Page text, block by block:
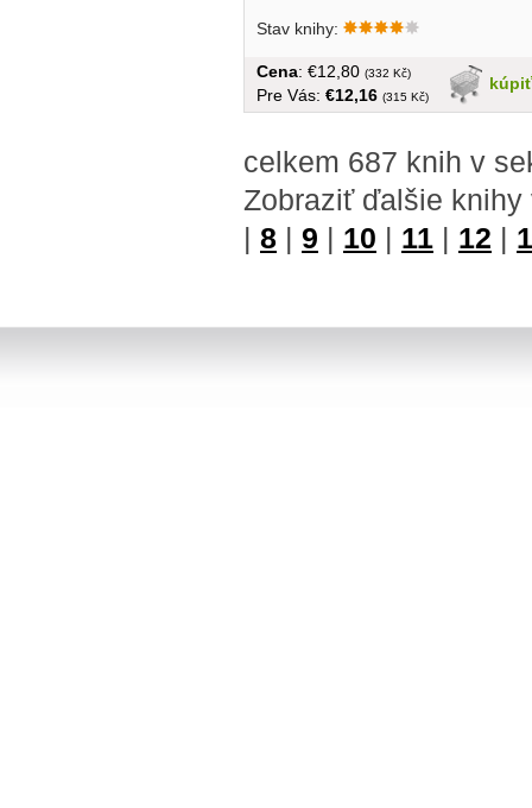
Stav knihy:
kúpiť
Cena: €12,80 (332 Kč)
Pre Vás: €12,16 (315 Kč)
celkem 687 knih v
Zobraziť ďalšie
| 8 | 9 | 10 | 11 | 12 |